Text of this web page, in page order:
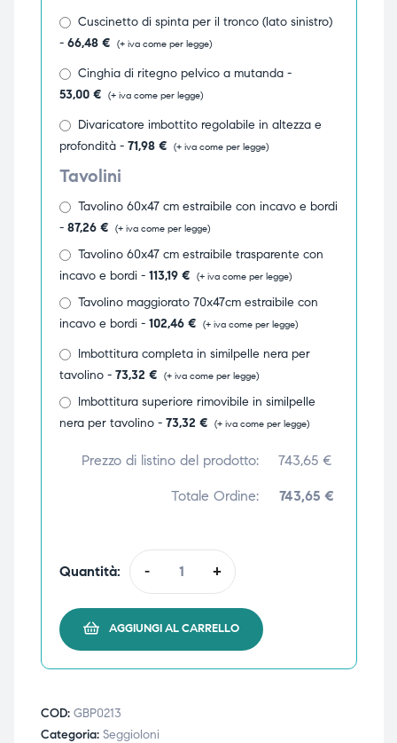
Cuscinetto di spinta per il tronco (lato sinistro)
- 66,48 € (+ iva come per legge)
Cinghia di ritegno pelvico a mutanda -
53,00 € (+ iva come per legge)
Divaricatore imbottito regolabile in altezza e
profondità - 71,98 € (+ iva come per legge)
Tavolini
Tavolino 60x47 cm estraibile con incavo e bordi
- 87,26 € (+ iva come per legge)
Tavolino 60x47 cm estraibile trasparente con
incavo e bordi - 113,19 € (+ iva come per legge)
Tavolino maggiorato 70x47cm estraibile con
incavo e bordi - 102,46 € (+ iva come per legge)
Imbottitura completa in similpelle nera per
tavolino - 73,32 € (+ iva come per legge)
Imbottitura superiore rimovibile in similpelle
nera per tavolino - 73,32 € (+ iva come per legge)
Prezzo di listino del prodotto: 743,65 €
Totale Ordine: 743,65 €
Quantità: - +
AGGIUNGI AL CARRELLO
COD: GBP0213
Categoria: Seggioloni